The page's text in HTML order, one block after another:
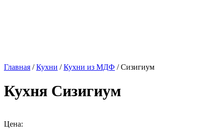
Главная /Кухни /Кухни из МДФ / Сизигиум
Кухня Сизигиум
Цена: